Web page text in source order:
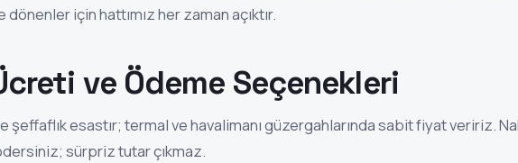
için hattımız her zaman açıktır.
ve Ödeme Seçenekleri
esastır; termal ve havalimanı güzergahlarında sabit fiyat veririz.
sürpriz tutar çıkmaz.